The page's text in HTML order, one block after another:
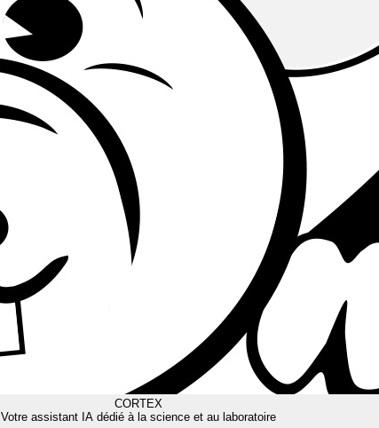
CORTEX
Votre assistant IA dédié à la science et au laboratoire